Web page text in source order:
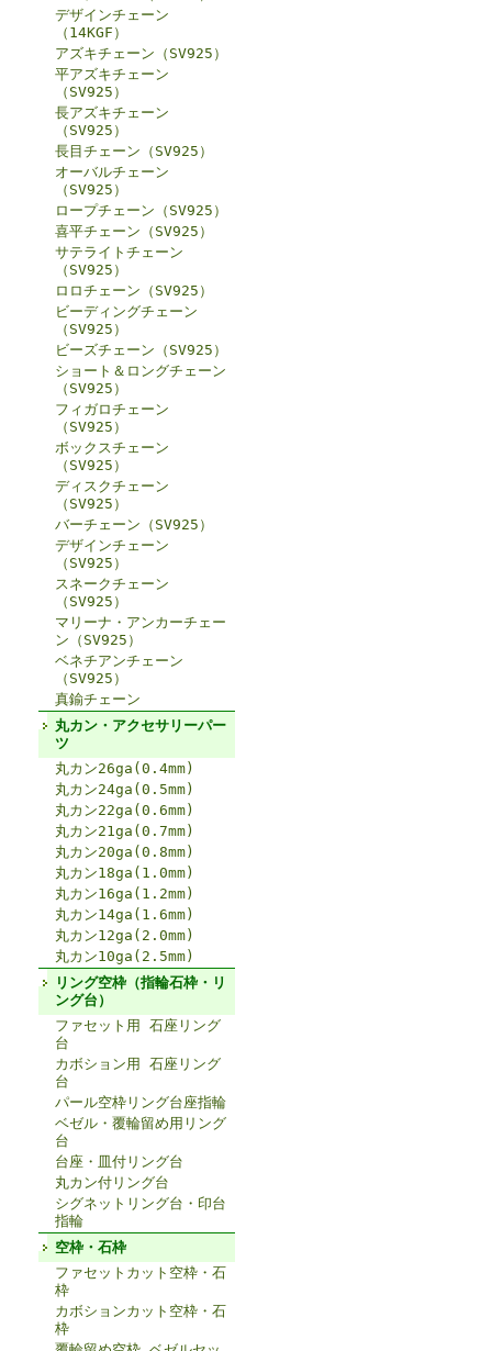
デザインチェーン
（14KGF）
アズキチェーン（SV925）
平アズキチェーン
（SV925）
長アズキチェーン
（SV925）
長目チェーン（SV925）
オーバルチェーン
（SV925）
ロープチェーン（SV925）
喜平チェーン（SV925）
サテライトチェーン
（SV925）
ロロチェーン（SV925）
ビーディングチェーン
（SV925）
ビーズチェーン（SV925）
ショート＆ロングチェーン
（SV925）
フィガロチェーン
（SV925）
ボックスチェーン
（SV925）
ディスクチェーン
（SV925）
バーチェーン（SV925）
デザインチェーン
（SV925）
スネークチェーン
（SV925）
マリーナ・アンカーチェー
ン（SV925）
ベネチアンチェーン
（SV925）
真鍮チェーン
丸カン・アクセサリーパー
ツ
丸カン26ga(0.4mm)
丸カン24ga(0.5mm)
丸カン22ga(0.6mm)
丸カン21ga(0.7mm)
丸カン20ga(0.8mm)
丸カン18ga(1.0mm)
丸カン16ga(1.2mm)
丸カン14ga(1.6mm)
丸カン12ga(2.0mm)
丸カン10ga(2.5mm)
リング空枠（指輪石枠・リ
ング台）
ファセット用 石座リング
台
カボション用 石座リング
台
パール空枠リング台座指輪
ベゼル・覆輪留め用リング
台
台座・皿付リング台
丸カン付リング台
シグネットリング台・印台
指輪
空枠・石枠
ファセットカット空枠・石
枠
カボションカット空枠・石
枠